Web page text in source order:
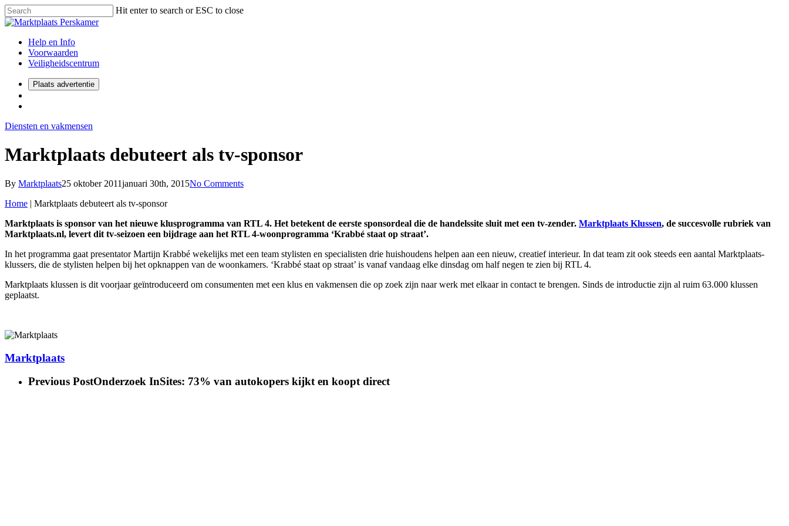
Hit enter to search or ESC to close
Help en Info
Voorwaarden
Veiligheidscentrum
Plaats advertentie
Diensten en vakmensen
Marktplaats debuteert als tv-sponsor
By Marktplaats25 oktober 2011januari 30th, 2015No Comments
Home | Marktplaats debuteert als tv-sponsor
Marktplaats is sponsor van het nieuwe klusprogramma van RTL 4. Het betekent de eerste sponsordeal die de handelssite sluit met een tv-zender. Marktplaats Klussen, de succesvolle rubriek van
Marktplaats.nl, levert dit tv-seizoen een bijdrage aan het RTL 4-woonprogramma ‘Krabbé staat op straat’.
In het programma gaat presentator Martijn Krabbé wekelijks met een team stylisten en specialisten drie huishoudens helpen aan een nieuw, creatief interieur. In dat team zit ook steeds een aantal Marktplaats-
klussers, die de stylisten helpen bij het opknappen van de woonkamers. ‘Krabbé staat op straat’ is vanaf vandaag elke dinsdag om half negen te zien bij RTL 4.
Marktplaats klussen is dit voorjaar geïntroduceerd om consumenten met een klus en vakmensen die op zoek zijn naar werk met elkaar in contact te brengen. Sinds de introductie zijn al ruim 63.000 klussen
geplaatst.
Marktplaats
Previous PostOnderzoek InSites: 73% van autokopers kijkt en koopt direct